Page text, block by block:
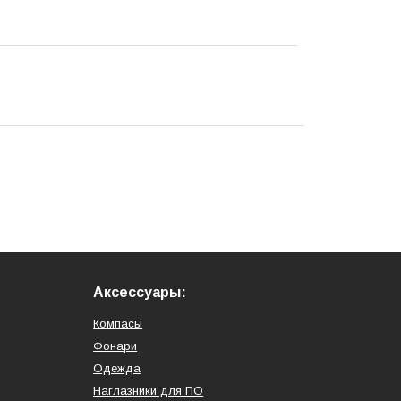
Аксессуары:
Компасы
Фонари
Одежда
Наглазники для ПО